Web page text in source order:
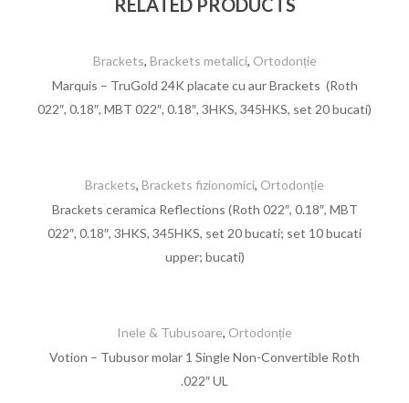
RELATED PRODUCTS
Brackets, Brackets metalici, Ortodonție
Marquis – TruGold 24K placate cu aur Brackets (Roth
022″, 0.18″, MBT 022″, 0.18″, 3HKS, 345HKS, set 20 bucati)
Brackets, Brackets fizionomici, Ortodonție
Brackets ceramica Reflections (Roth 022″, 0.18″, MBT
022″, 0.18″, 3HKS, 345HKS, set 20 bucati; set 10 bucati
upper; bucati)
Inele & Tubusoare, Ortodonție
Votion – Tubusor molar 1 Single Non-Convertible Roth
.022″ UL